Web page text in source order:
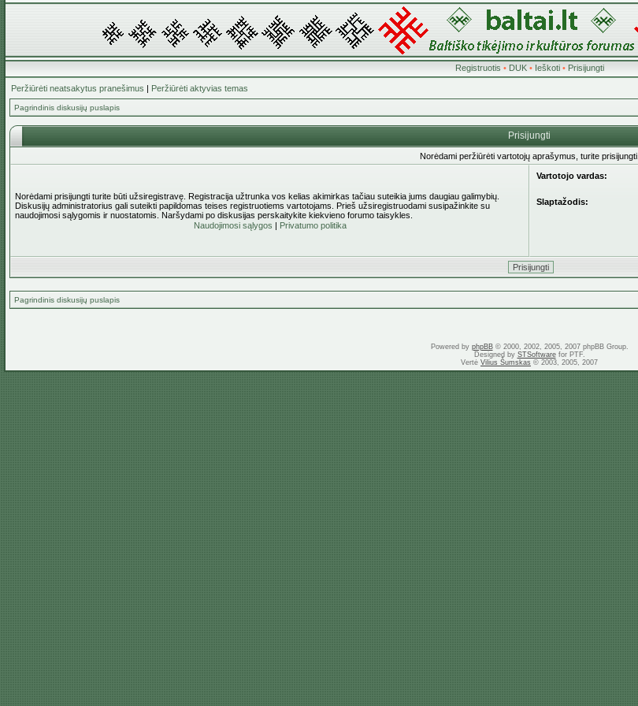
Registruotis • DUK• Ieškoti• Prisijungti
Peržiūrėti neatsakytus pranešimus | Peržiūrėti aktyvias temas
Pagrindinis diskusijų puslapis
Prisijungti
Norėdami peržiūrėti vartotojų aprašymus, turite prisijungti.
Norėdami prisijungti turite būti užsiregistravę. Registracija užtrunka vos kelias akimirkas tačiau suteikia jums daugiau galimybių.
Diskusijų administratorius gali suteikti papildomas teises registruotiems vartotojams. Prieš užsiregistruodami susipažinkite su
naudojimosi sąlygomis ir nuostatomis. Naršydami po diskusijas perskaitykite kiekvieno forumo taisykles.
Naudojimosi sąlygos | Privatumo politika
Vartotojo vardas:
Slaptažodis:
Pagrindinis diskusijų puslapis
Powered by phpBB© 2000, 2002, 2005, 2007 phpBB Group.
Designed by STSoftwarefor PTF.
Vertė Vilius Šumskas © 2003, 2005, 2007